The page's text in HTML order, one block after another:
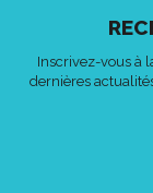
Inscrivez-vous à
dernières